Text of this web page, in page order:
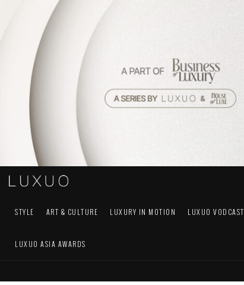
STYLE ART & CULTURE LUXURY IN MOTION LUXUO VODCAST
LUXUO ASIA AWARDS